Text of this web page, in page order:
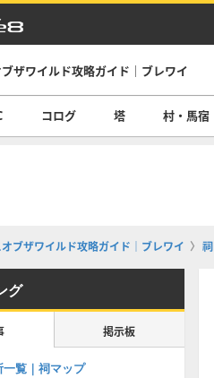
ザワイルド攻略ガイド｜ブレワイ
コログ 塔 村・馬宿
ブザワイルド攻略ガイド｜ブレワイ 祠
グ
掲示板
覧｜祠マップ